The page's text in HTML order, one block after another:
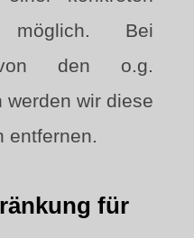
möglich. Bei
von den o.g.
werden wir diese
entfernen.
für